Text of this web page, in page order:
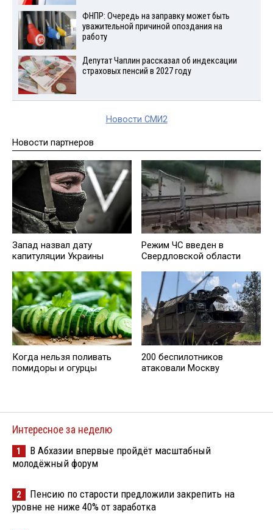
ФНПР: Очередь на заправку может быть
уважительной причиной опоздания на
работу
Депутат Чаплин рассказал об индексации
страховых пенсий в 2027 году
Новости СМИ2
Новости партнеров
Запад назвал дату
капитуляции Украины
Режим ЧС введен в
Свердловской области
Когда нельзя поливать
помидоры и огурцы
200 беспилотников
атаковали Москву
Интересное за неделю
1
В Абхазии впервые пройдёт масштабный
молодёжный форум
2
Пенсию по старости предложили закрепить на
уровне не ниже 40% от заработка